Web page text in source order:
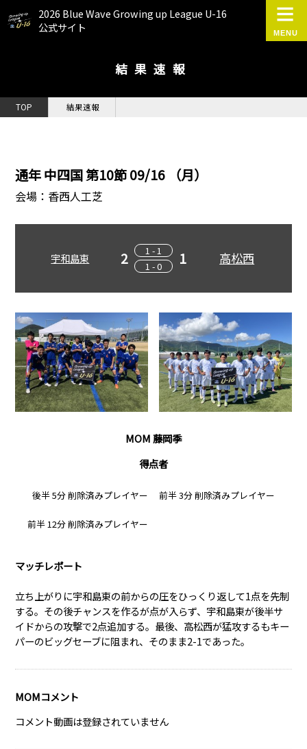
2026 Blue Wave Growing up League U-16
公式サイト
結果速報
TOP 結果速報
通年 中四国 第10節 09/16 （月）
会場：香西人工芝
宇和島東 2
1 - 1
1 - 0
1 高松西
MOM 藤岡季
得点者
後半 5分 削除済みプレイヤー
前半 12分 削除済みプレイヤー
前半 3分 削除済みプレイヤー
マッチレポート
立ち上がりに宇和島東の前からの圧をひっくり返して1点を先制
する。その後チャンスを作るが点が入らず、宇和島東が後半サ
イドからの攻撃で2点追加する。最後、高松西が猛攻するもキー
パーのビッグセーブに阻まれ、そのまま2-1であった。
MOMコメント
コメント動画は登録されていません